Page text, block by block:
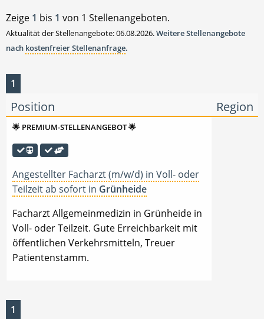
Zeige 1 bis 1 von 1 Stellenangeboten.
Aktualität der Stellenangebote: 06.08.2026.Weitere Stellenangebote
nach kostenfreier Stellenanfrage.
1
Position Region
🌟 PREMIUM-STELLENANGEBOT 🌟
Angestellter Facharzt (m/w/d) in Voll- oder
Teilzeit ab sofort in Grünheide
Facharzt Allgemeinmedizin in Grünheide in
Voll- oder Teilzeit. Gute Erreichbarkeit mit
öffentlichen Verkehrsmitteln, Treuer
Patientenstamm.
1